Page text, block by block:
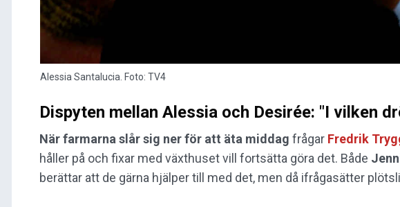
Alessia Santalucia. Foto: TV4
Dispyten mellan Alessia och Desirée: "I vilken
När farmarna slår sig ner för att äta middag frågar Fredrik
håller på och fixar med växthuset vill fortsätta göra det. Både
berättar att de gärna hjälper till med det, men då ifrågasätter